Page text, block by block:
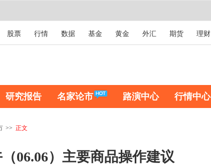
股票 行情 数据 基金 黄金 外汇 期货 理财
研究报告 名家论市 路演中心 行情中心
>> 正文
06.06）主要商品操作建议